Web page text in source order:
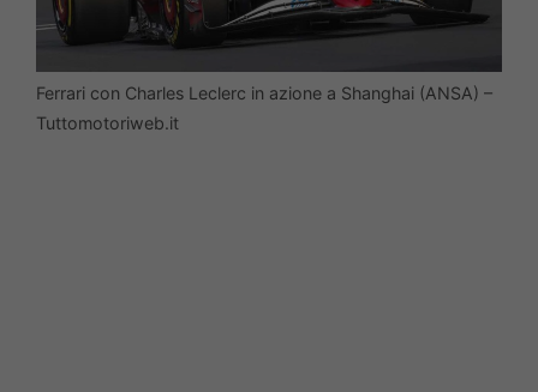
Ferrari con Charles Leclerc in azione a Shanghai (ANSA) –
Tuttomotoriweb.it